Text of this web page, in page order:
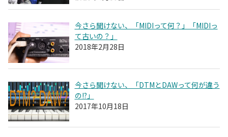
今さら聞けない、「MIDIって何？」「MIDIっ
て古いの？」
2018年2月28日
今さら聞けない、「DTMとDAWって何が違う
の!?」
2017年10月18日